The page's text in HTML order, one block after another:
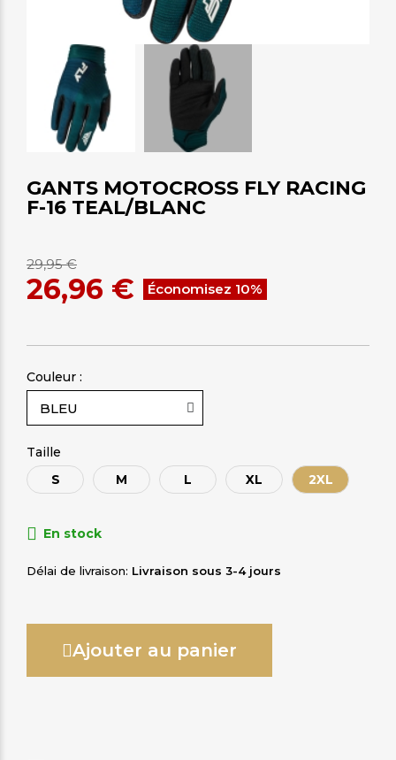
GANTS MOTOCROSS FLY RACING
F-16 TEAL/BLANC
29,95 €
26,96 € Économisez 10%
Couleur :
Taille
S
M L XL 2XL
En stock
Délai de livraison Livraison sous 3-4 jours
Ajouter au panier